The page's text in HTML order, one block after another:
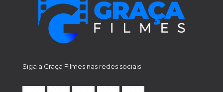
Siga a Graça Filmes nas redes sociais